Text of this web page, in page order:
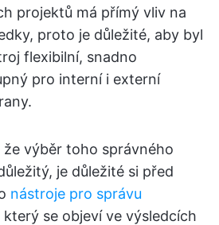
projektů má přímý vliv na
proto je důležité, aby byl
flexibilní, snadno
pro interní i externí
výběr toho správného
je důležité si před
nástroje pro správu
který se objeví ve výsledcích